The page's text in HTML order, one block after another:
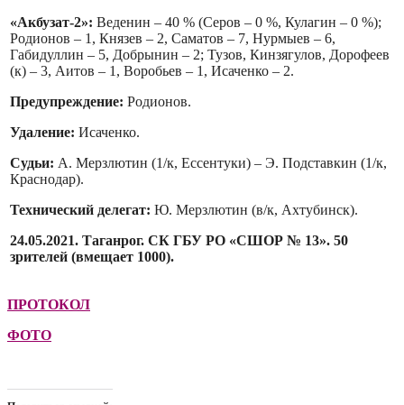
«Акбузат-2»: Веденин – 40 % (Серов – 0 %, Кулагин – 0 %);
Родионов – 1, Князев – 2, Саматов – 7, Нурмыев – 6,
Габидуллин – 5, Добрынин – 2; Тузов, Кинзягулов, Дорофеев
(к) – 3, Аитов – 1, Воробьев – 1, Исаченко – 2.
Предупреждение: Родионов.
Удаление: Исаченко.
Судьи: А. Мерзлютин (1/к, Ессентуки) – Э. Подставкин (1/к,
Краснодар).
Технический делегат: Ю. Мерзлютин (в/к, Ахтубинск).
24.05.2021. Таганрог. СК ГБУ РО «СШОР № 13». 50
зрителей (вмещает 1000).
ПРОТОКОЛ
ФОТО